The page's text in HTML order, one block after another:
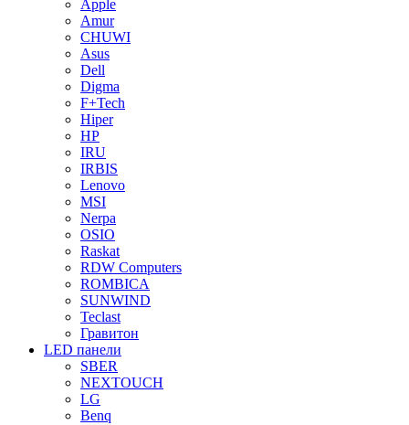
Apple
Amur
CHUWI
Asus
Dell
Digma
F+Tech
Hiper
HP
IRU
IRBIS
Lenovo
MSI
Nerpa
OSIO
Raskat
RDW Computers
ROMBICA
SUNWIND
Teclast
Гравитон
LED панели
SBER
NEXTOUCH
LG
Benq